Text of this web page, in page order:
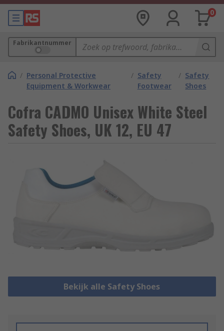
0
Fabrikantnummer
/ Personal Protective
Equipment & Workwear
/ Safety
Footwear
/ Safety
Shoes
Cofra CADMO Unisex White Steel
Safety Shoes, UK 12, EU 47
Bekijk alle Safety Shoes